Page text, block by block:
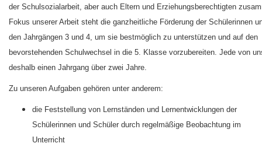
der Schulsozialarbeit, aber auch Eltern und Erziehungsberechtigten
Fokus unserer Arbeit steht die ganzheitliche Förderung der Schülerinnen
den Jahrgängen 3 und 4, um sie bestmöglich zu unterstützen und auf den
bevorstehenden Schulwechsel in die 5. Klasse vorzubereiten. Jede von
deshalb einen Jahrgang über zwei Jahre.
Zu unseren Aufgaben gehören unter anderem:
die Feststellung von Lernständen und Lernentwicklungen der
Schülerinnen und Schüler durch regelmäßige Beobachtung im
Unterricht